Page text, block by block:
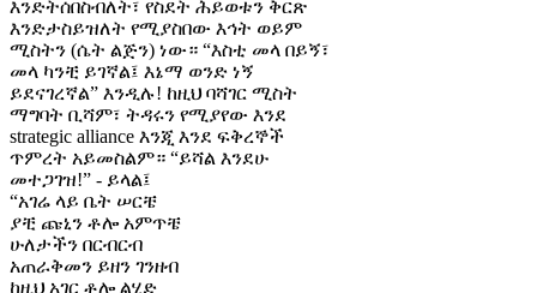
እንድትሰበስብለት፣ የስደት ሕይወቱን ቅርጽ
እንድታስይዝለት የሚያስበው እኅት ወይም
ሚስትን (ሴት ልጅን) ነው። “እስቲ መላ በይኝ፣
መላ ካንቺ ይገኛል፤ እኔማ ወንድ ነኝ
ይደናገረኛል” እንዲሉ! ከዚህ ባሻገር ሚስት
ማግባት ቢሻም፣ ትዳሩን የሚያየው እንደ
strategic alliance እንጂ እንደ ፍቅረኞች
ጥምረት አይመስልም። “ይሻል እንደሁ
መተጋገዝ!” - ይላል፤
“አገሬ ላይ ቤት ሠርቼ
ያቺ ጩኒን ቶሎ አምጥቼ
ሁለታችን በርብርብ
አጠራቅመን ይዘን ገንዘብ
ከዚህ አገር ቶሎ ልሂድ